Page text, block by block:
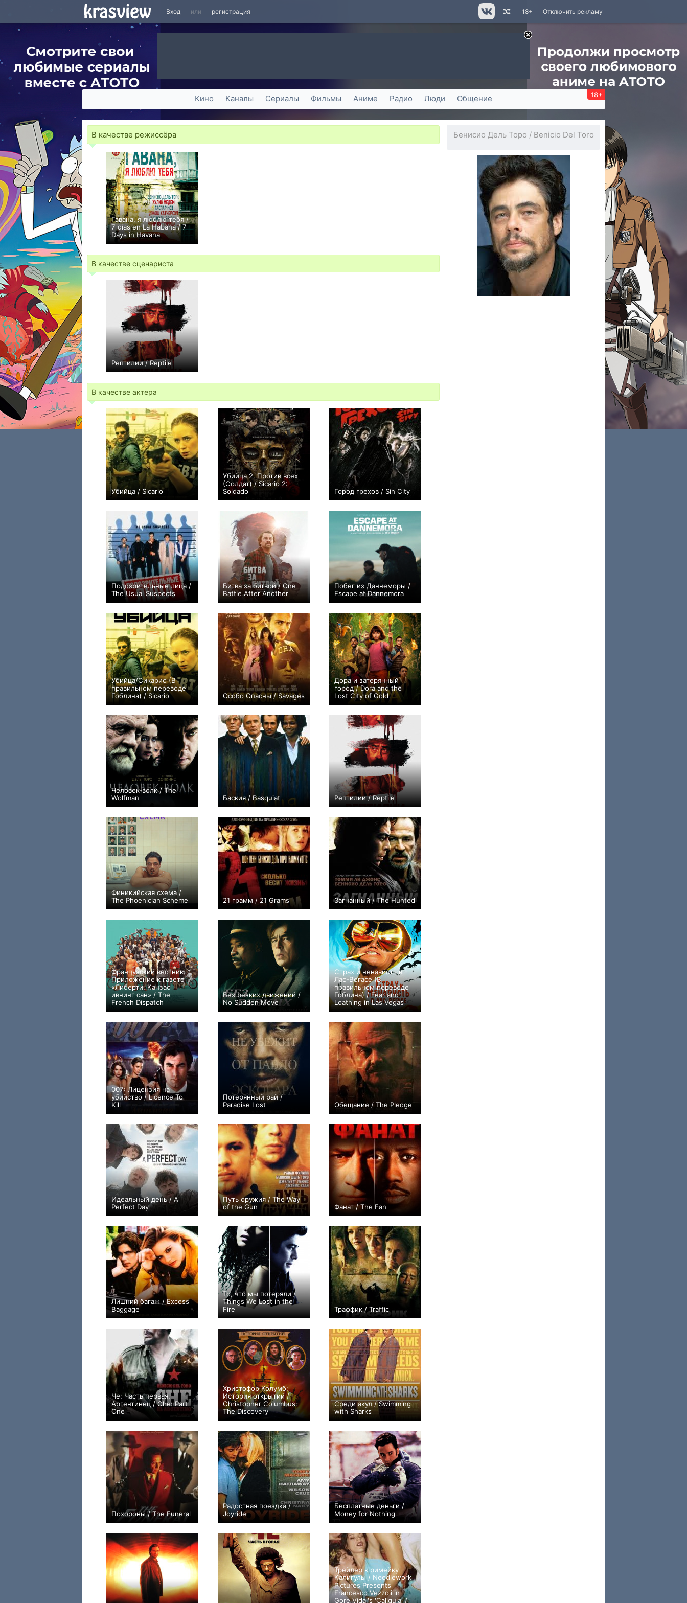
Вход или регистрация Отключить рекламу
18+
Кино Каналы Сериалы Фильмы Аниме Радио Люди Общение 18+
В качестве режиссёра
Гавана, я люблю тебя /
7 días en La Habana / 7
Days in Havana
0
В качестве сценариста
Рептилии / Reptile
+90
В качестве актера
Убийца / Sicario
+373
Убийца 2. Против всех
(Солдат) / Sicario 2:
Soldado
+192
Город грехов / Sin City
+71
Подозрительные лица /
The Usual Suspects
+45
Битва за битвой / One
Battle After Another
+72
Побег из Даннеморы /
Escape at Dannemora
+53 7 401
Убийца/Сикарио (В
правильном переводе
Гоблина) / Sicario
+66
Особо Опасны / Savages
+23
Дора и затерянный
город / Dora and the
Lost City of Gold
+27
Человек-волк / The
Wolfman
+21
Баския / Basquiat
+1
Рептилии / Reptile
+90
Финикийская схема /
The Phoenician Scheme
+66
21 грамм / 21 Grams
+18
Загнанный / The Hunted
+17
Французский вестник.
Приложение к газете
«Либерти. Канзас
ивнинг сан» / The
French Dispatch
+29
Без резких движений /
No Sudden Move
+21
Страх и ненависть в
Лас-Вегасе (В
правильном переводе
Гоблина) / Fear and
Loathing in Las Vegas
+16
007: Лицензия на
убийство / Licence To
Kill
+9
Потерянный рай /
Paradise Lost
+16
Обещание / The Pledge
+8
Идеальный день / A
Perfect Day
+9
Путь оружия / The Way
of the Gun
+7
Фанат / The Fan
+6
Лишний багаж / Excess
Baggage
+3
То, что мы потеряли /
Things We Lost in the
Fire
+4
Траффик / Traffic
0
Че: Часть первая.
Аргентинец / Che: Part
One
+1
Христофор Колумб:
История открытий /
Christopher Columbus:
The Discovery
0
Среди акул / Swimming
with Sharks
+2
Похороны / The Funeral
0
Радостная поездка /
Joyride
0
Бесплатные деньги /
Money for Nothing
0
Трейлер к римейку
Калигулы / Needlework
Pictures Presents
Francesco Vezzoli in
Gore Vidal's 'Caligula' /
Бенисио Дель Торо / Benicio Del Toro